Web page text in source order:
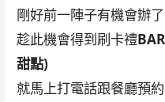
剛好前一陣子有機會辦了
趁此機會得到刷卡禮
甜點)
就馬上打電話跟餐廳預